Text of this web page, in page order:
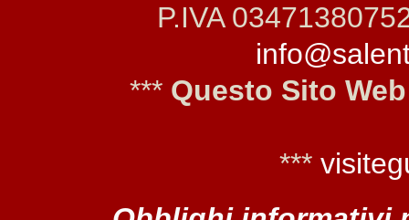
P.IVA
*** Questo Sito
***